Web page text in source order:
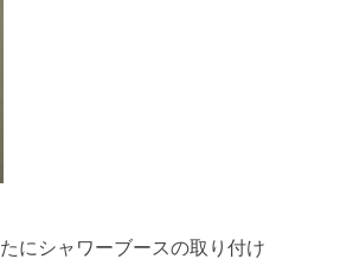
にシャワーブースの取り付け